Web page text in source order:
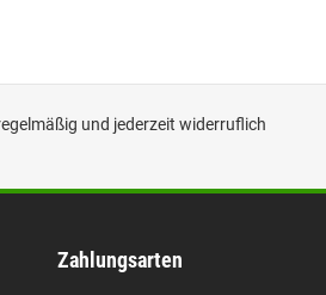
und jederzeit widerruflich
Zahlungsarten